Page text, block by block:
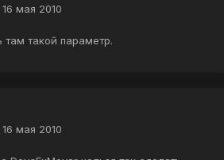
16 мая 2010
там такой параметр.
16 мая 2010